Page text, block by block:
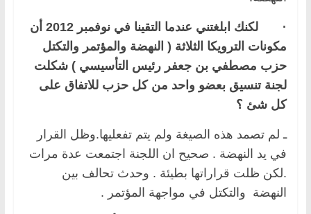
·
لكنك ابلغتني عندما التقينا في نوفمبر 2012 أن
مكونات الترويكا الثلاثة ( النهضة والمؤتمر والتكتل
حزب مصطفي بن جعفر رئيس التأسيسي ) شكلت
لجنة تنسيق بعضو واحد من كل حزب للاتفاق على
كل شئ ؟
ـ لم تصمد هذه الصيغة ولم يتم تفعليها.وظل القرار
في يد النهضة . صحيح ان اللجنة اجتمعت عدة مرات
.لكن ظلت قراراتها بطيئة . وحدث تحالف بين
النهضة والتكتل في مواجهة المؤتمر .